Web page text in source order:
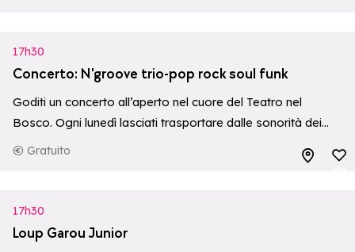
17h30
Concerto: N'groove trio-pop rock soul funk
Goditi un concerto all’aperto nel cuore del Teatro nel
Bosco. Ogni lunedì lasciati trasportare dalle sonorità dei
gruppi della regione, in un’atmosfera conviviale immersa
Gratuito
Aggiungi
17h30
Loup Garou Junior